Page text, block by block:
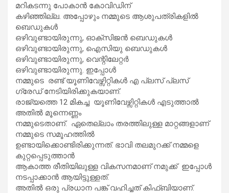
മറികടന്നു പോകാൻ കോവിഡിന്
കഴിഞ്ഞില്ല. അപ്പോഴും നമ്മുടെ ആശുപത്രികളിൽ
ബെഡുകൾ
ഒഴിവുണ്ടായിരുന്നു, ഓക്സിജൻ ബെഡുകൾ
ഒഴിവുണ്ടായിരുന്നു, ഐസിയു ബെഡുകൾ
ഒഴിവുണ്ടായിരുന്നു, വെന്റിലേറ്റർ
ഒഴിവുണ്ടായിരുന്നു. ഇപ്പോൾ
നമ്മുടെ രണ്ട് യൂണിവേഴ്സിറ്റികൾ എ പ്ലസ് പ്ലസ്
ഗ്രേഡ് നേടിയിരിക്കുകയാണ്.
രാജ്യത്തെ 12 മികച്ച യൂണിവേഴ്സിറ്റികൾ എടുത്താൽ
അതിൽ മൂന്നെണ്ണം
നമ്മുടെതാണ്. ഏതെല്ലാം തരത്തിലുള്ള മാറ്റങ്ങളാണ്
നമ്മുടെ സമൂഹത്തിൽ
ഉണ്ടായിക്കൊണ്ടിരിക്കുന്നത്. ഭാവി തലമുറക്ക് നമ്മളെ
കുറ്റപ്പെടുത്താൻ
ആകാത്ത രീതിയിലുള്ള വികസനമാണ് നമുക്ക് ഇപ്പോൾ
നടപ്പാക്കാൻ ആയിട്ടുള്ളത്.
അതിൽ ഒരു പ്രധാന പങ്ക് വഹിച്ചത് കിഫ്ബിയാണ്.